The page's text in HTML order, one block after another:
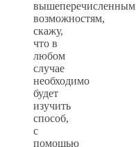
вышеперечисленным
возможностям,
скажу,
что в
любом
случае
необходимо
будет
изучить
способ,
с
помощью